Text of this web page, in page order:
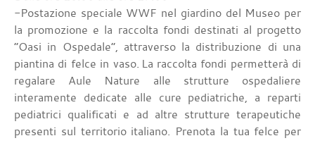
-Postazione speciale WWF nel giardino del Museo per
la promozione e la raccolta fondi destinati al progetto
“Oasi in Ospedale”, attraverso la distribuzione di una
piantina di felce in vaso. La raccolta fondi permetterà di
regalare Aule Nature alle strutture ospedaliere
interamente dedicate alle cure pediatriche, a reparti
pediatrici qualificati e ad altre strutture terapeutiche
presenti sul territorio italiano. Prenota la tua felce per